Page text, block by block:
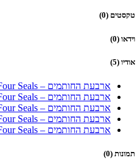
טקסטים (0)
וידאו (0)
אודיו (5)
ארבעת החותמים – The Four Seals מפגש 1
ארבעת החותמים – The Four Seals מפגש 2
ארבעת החותמים – The Four Seals מפגש 3
ארבעת החותמים – The Four Seals מפגש 4
ארבעת החותמים – The Four Seals מפגש 5
תמונות (0)